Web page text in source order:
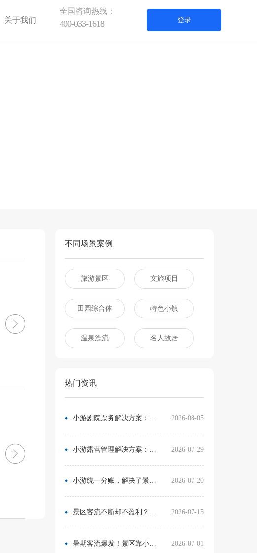
关于我们
全国咨询热线：
400-033-1618 登录
不同场景案例
旅游景区 文旅项目
田园综合体 特色小镇
温泉漂流 名人故居
热门资讯
小游剧院票务解决方案：让观众像买电影票一样选座 2026-08-05
小游露营管理解决方案：无需再用Excel管营位 2026-07-29
小游统一分账，解决了景区在多渠道合作中的资金管理难题 2026-07-20
景区客流不断却不盈利？靠一卡通盘活二消，真实案例营收翻倍 2026-07-15
暑期客流爆发！景区靠小游票务系统，轻松拿捏旺季流量与口碑 2026-07-01